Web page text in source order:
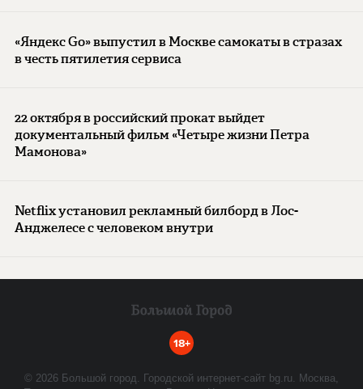
«Яндекс Go» выпустил в Москве самокаты в стразах
в честь пятилетия сервиса
22 октября в российский прокат выйдет
документальный фильм «Четыре жизни Петра
Мамонова»
Netflix установил рекламный билборд в Лос-
Анджелесе с человеком внутри
18+
© 2026 Большой город. Городской интернет-сайт bg.ru. Москва,